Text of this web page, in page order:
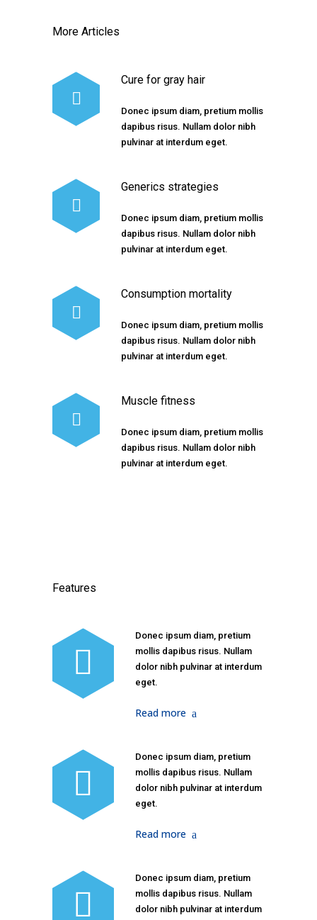
More Articles
Cure for gray hair
Donec ipsum diam, pretium mollis
dapibus risus. Nullam dolor nibh
pulvinar at interdum eget.
Generics strategies
Donec ipsum diam, pretium mollis
dapibus risus. Nullam dolor nibh
pulvinar at interdum eget.
Consumption mortality
Donec ipsum diam, pretium mollis
dapibus risus. Nullam dolor nibh
pulvinar at interdum eget.
Muscle fitness
Donec ipsum diam, pretium mollis
dapibus risus. Nullam dolor nibh
pulvinar at interdum eget.
Features
Donec ipsum diam, pretium
mollis dapibus risus. Nullam
dolor nibh pulvinar at interdum
eget.
Read more
Donec ipsum diam, pretium
mollis dapibus risus. Nullam
dolor nibh pulvinar at interdum
eget.
Read more
Donec ipsum diam, pretium
mollis dapibus risus. Nullam
dolor nibh pulvinar at interdum